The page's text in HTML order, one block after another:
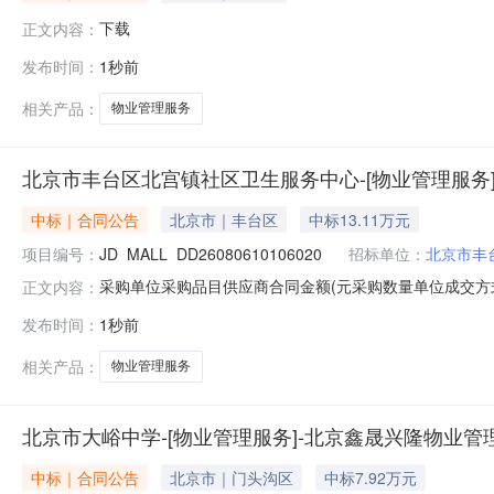
正文内容： 下载
发布时间： 1秒前
相关产品：
物业管理服务
北京市丰台区北宫镇社区卫生服务中心-[物业管理服
中标｜合同公告 北京市｜丰台区
中标13.11万元
项目编号： JD_MALL_DD26080610106020 招标单位： 北京市丰
正文内容： 采购单位采购品目供应商合同金额(元采购数量单位成交
生服务中心采购[北京戍卫物业管理有限公司
发布时间： 1秒前
相关产品：
物业管理服务
北京市大峪中学-[物业管理服务]-北京鑫晟兴隆物业管
中标｜合同公告 北京市｜门头沟区 中标7.92万元